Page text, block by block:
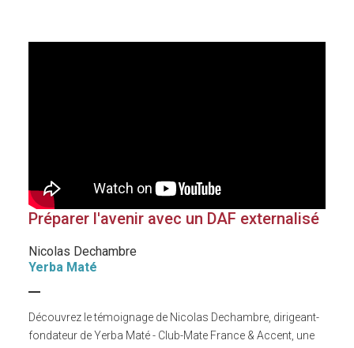
Préparer l'avenir avec un DAF externalisé
Nicolas Dechambre
Yerba Maté
Découvrez le témoignage de Nicolas Dechambre, dirigeant-
fondateur de Yerba Maté - Club-Mate France & Accent, une